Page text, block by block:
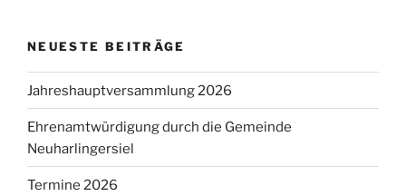
NEUESTE BEITRÄGE
Jahreshauptversammlung 2026
Ehrenamtwürdigung durch die Gemeinde
Neuharlingersiel
Termine 2026